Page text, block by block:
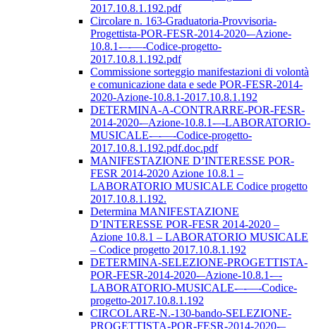
2017.10.8.1.192.pdf
Circolare n. 163-Graduatoria-Provvisoria-
Progettista-POR-FESR-2014-2020-–Azione-
10.8.1-–-––-Codice-progetto-
2017.10.8.1.192.pdf
Commissione sorteggio manifestazioni di volontà
e comunicazione data e sede POR-FESR-2014-
2020-Azione-10.8.1-2017.10.8.1.192
DETERMINA-A-CONTRARRE-POR-FESR-
2014-2020-–Azione-10.8.1-–-LABORATORIO-
MUSICALE-–-––-Codice-progetto-
2017.10.8.1.192.pdf.doc.pdf
MANIFESTAZIONE D’INTERESSE POR-
FESR 2014-2020 Azione 10.8.1 –
LABORATORIO MUSICALE Codice progetto
2017.10.8.1.192.
Determina MANIFESTAZIONE
D’INTERESSE POR-FESR 2014-2020 –
Azione 10.8.1 – LABORATORIO MUSICALE
– Codice progetto 2017.10.8.1.192
DETERMINA-SELEZIONE-PROGETTISTA-
POR-FESR-2014-2020-–Azione-10.8.1-–-
LABORATORIO-MUSICALE-–-––-Codice-
progetto-2017.10.8.1.192
CIRCOLARE-N.-130-bando-SELEZIONE-
PROGETTISTA-POR-FESR-2014-2020-–